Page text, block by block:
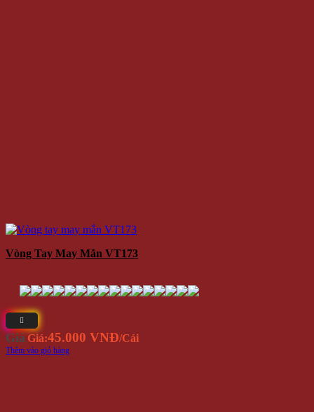
Vòng Tay May Mắn VT173
Giá Giá:45.000 VNĐ/Cái
Thêm vào giỏ hàng